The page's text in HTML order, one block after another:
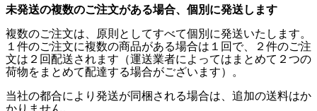
未発送の複数のご注文がある場合、個別に発送します
複数のご注文は、原則としてすべて個別に発送いたします。
１件のご注文に複数の商品がある場合は１回で、２件のご注
文は２回配送されます（運送業者によってはまとめて２つの
荷物をまとめて配達する場合がございます）。
当社の都合により発送が同梱される場合は、追加の送料はか
かりません。